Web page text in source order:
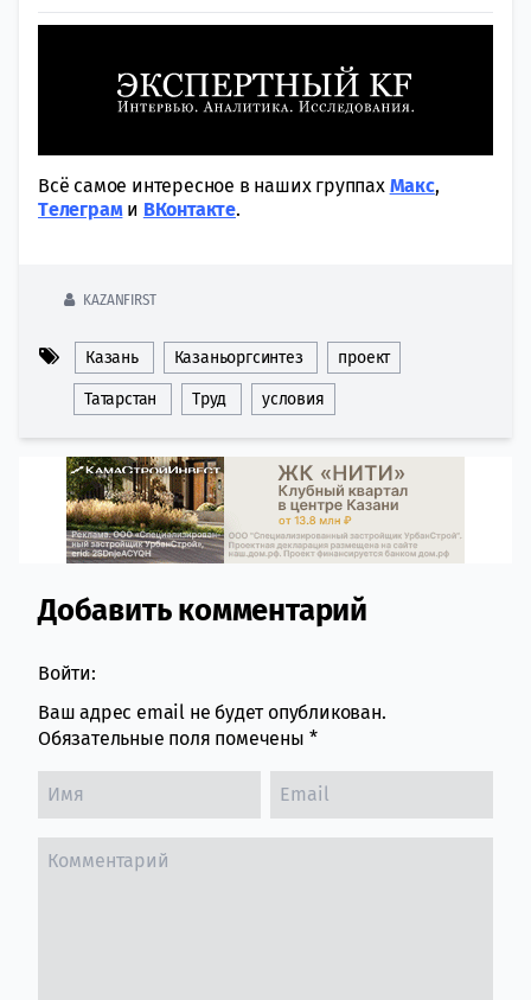
Всё самое интересное в наших группах Макс,
Tелеграми ВКонтакте.
KAZANFIRST
Казань Казаньоргсинтез проект
Татарстан Труд условия
Comment section
Добавить комментарий
Войти:
Ваш адрес email не будет опубликован.
Обязательные поля помечены *